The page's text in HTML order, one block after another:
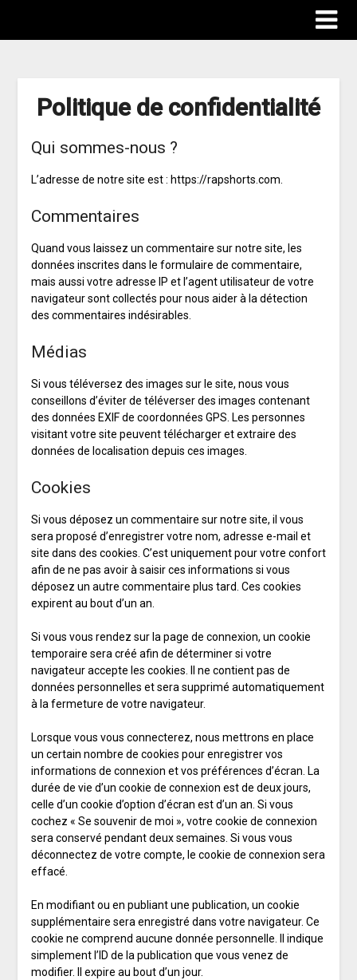
Politique de confidentialité
Qui sommes-nous ?
L’adresse de notre site est : https://rapshorts.com.
Commentaires
Quand vous laissez un commentaire sur notre site, les
données inscrites dans le formulaire de commentaire,
mais aussi votre adresse IP et l’agent utilisateur de votre
navigateur sont collectés pour nous aider à la détection
des commentaires indésirables.
Médias
Si vous téléversez des images sur le site, nous vous
conseillons d’éviter de téléverser des images contenant
des données EXIF de coordonnées GPS. Les personnes
visitant votre site peuvent télécharger et extraire des
données de localisation depuis ces images.
Cookies
Si vous déposez un commentaire sur notre site, il vous
sera proposé d’enregistrer votre nom, adresse e-mail et
site dans des cookies. C’est uniquement pour votre confort
afin de ne pas avoir à saisir ces informations si vous
déposez un autre commentaire plus tard. Ces cookies
expirent au bout d’un an.
Si vous vous rendez sur la page de connexion, un cookie
temporaire sera créé afin de déterminer si votre
navigateur accepte les cookies. Il ne contient pas de
données personnelles et sera supprimé automatiquement
à la fermeture de votre navigateur.
Lorsque vous vous connecterez, nous mettrons en place
un certain nombre de cookies pour enregistrer vos
informations de connexion et vos préférences d’écran. La
durée de vie d’un cookie de connexion est de deux jours,
celle d’un cookie d’option d’écran est d’un an. Si vous
cochez « Se souvenir de moi », votre cookie de connexion
sera conservé pendant deux semaines. Si vous vous
déconnectez de votre compte, le cookie de connexion sera
effacé.
En modifiant ou en publiant une publication, un cookie
supplémentaire sera enregistré dans votre navigateur. Ce
cookie ne comprend aucune donnée personnelle. Il indique
simplement l’ID de la publication que vous venez de
modifier. Il expire au bout d’un jour.